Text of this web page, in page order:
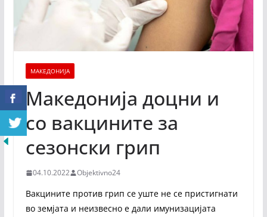
МАКЕДОНИЈА
Македонија доцни и
со вакцините за
сезонски грип
04.10.2022 Objektivno24
Вакцините против грип се уште не се пристигнати
во земјата и неизвесно е дали имунизацијата